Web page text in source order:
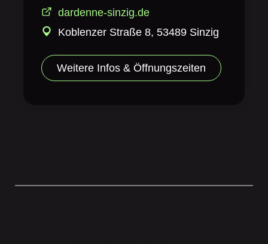
dardenne-sinzig.de
Koblenzer Straße 8, 53489 Sinzig
Weitere Infos & Öffnungszeiten